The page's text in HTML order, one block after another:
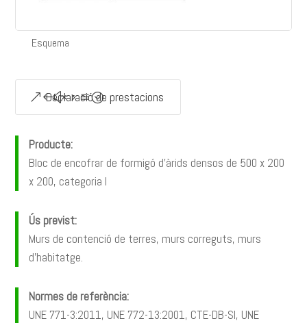
Esquema
Declaració de prestacions
Producte:
Bloc de encofrar de formigó d’àrids densos de 500 x 200
x 200, categoria I
Ús previst:
Murs de contenció de terres, murs correguts, murs
d’habitatge.
Normes de referència:
UNE 771-3:2011, UNE 772-13:2001, CTE-DB-SI, UNE